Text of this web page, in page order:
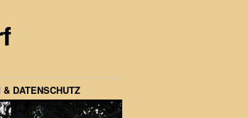
DATENSCHUTZ